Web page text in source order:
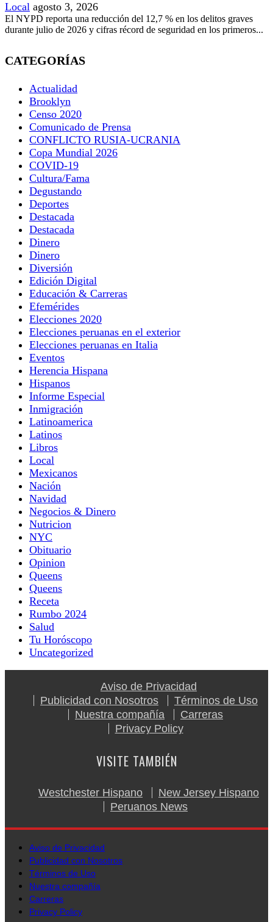
Local agosto 3, 2026
El NYPD reporta una reducción del 12,7 % en los delitos graves
durante julio de 2026 y cifras récord de seguridad en los primeros...
CATEGORÍAS
Actualidad
Brooklyn
Censo 2020
Comunicado de Prensa
CONFLICTO RUSIA-UCRANIA
Copa Mundial 2026
COVID-19
Cultura/Fama
Degustando
Deportes
Destacada
Destacada
Dinero
Dinero
Diversión
Edición Digital
Educación & Carreras
Efemérides
Elecciones 2020
Elecciones peruanas en el exterior
Elecciones peruanas en Italia
Eventos
Herencia Hispana
Hispanos
Informe Especial
Inmigración
Latinoamerica
Latinos
Libros
Local
Mexicanos
Nación
Navidad
Negocios & Dinero
Nutricion
NYC
Obituario
Opinion
Queens
Queens
Receta
Rumbo 2024
Salud
Tu Horóscopo
Uncategorized
Aviso de Privacidad
Publicidad con Nosotros
Términos de Uso
Nuestra compañía
Carreras
Privacy Policy
VISITE TAMBIÉN
Westchester Hispano
New Jersey Hispano
Peruanos News
Aviso de Privacidad
Publicidad con Nosotros
Términos de Uso
Nuestra compañía
Carreras
Privacy Policy